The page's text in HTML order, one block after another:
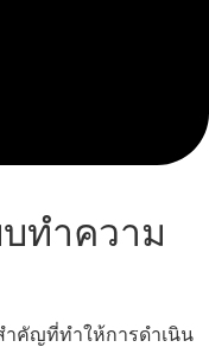
ทำความ
ำคัญที่ทำให้การดำเนิน